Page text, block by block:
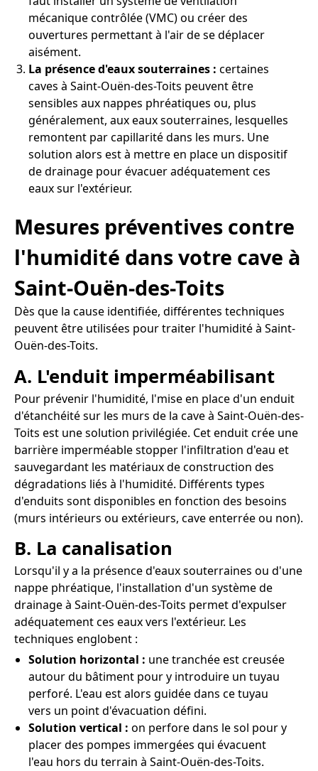
mécanique contrôlée (VMC) ou créer des
ouvertures permettant à l'air de se déplacer
aisément.
La présence d'eaux souterraines : certaines
caves à Saint-Ouën-des-Toits peuvent être
sensibles aux nappes phréatiques ou, plus
généralement, aux eaux souterraines, lesquelles
remontent par capillarité dans les murs. Une
solution alors est à mettre en place un dispositif
de drainage pour évacuer adéquatement ces
eaux sur l'extérieur.
Mesures préventives contre
l'humidité dans votre cave à
Saint-Ouën-des-Toits
Dès que la cause identifiée, différentes techniques
peuvent être utilisées pour traiter l'humidité à Saint-
Ouën-des-Toits.
A. L'enduit imperméabilisant
Pour prévenir l'humidité, l'mise en place d'un enduit
d'étanchéité sur les murs de la cave à Saint-Ouën-des-
Toits est une solution privilégiée. Cet enduit crée une
barrière imperméable stopper l'infiltration d'eau et
sauvegardant les matériaux de construction des
dégradations liés à l'humidité. Différents types
d'enduits sont disponibles en fonction des besoins
(murs intérieurs ou extérieurs, cave enterrée ou non).
B. La canalisation
Lorsqu'il y a la présence d'eaux souterraines ou d'une
nappe phréatique, l'installation d'un système de
drainage à Saint-Ouën-des-Toits permet d'expulser
adéquatement ces eaux vers l'extérieur. Les
techniques englobent :
Solution horizontal : une tranchée est creusée
autour du bâtiment pour y introduire un tuyau
perforé. L'eau est alors guidée dans ce tuyau
vers un point d'évacuation défini.
Solution vertical : on perfore dans le sol pour y
placer des pompes immergées qui évacuent
l'eau hors du terrain à Saint-Ouën-des-Toits.